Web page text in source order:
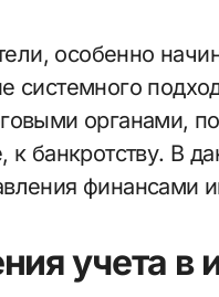
особенно
системного
органами,
к банкротству. В
финансами
учета в